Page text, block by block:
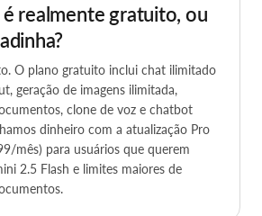
é realmente gratuito, ou
O plano gratuito inclui chat ilimitado
geração de imagens ilimitada,
clone de voz e chatbot
dinheiro com a atualização Pro
mês) para usuários que querem
2.5 Flash e limites maiores de